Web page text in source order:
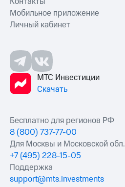
Мобильное приложение
Личный кабинет
МТС Инвестиции
Скачать
Бесплатно для регионов РФ
8 (800) 737-77-00
Для Москвы и Московской обл.
+7 (495) 228-15-05
Поддержка
support@mts.investments